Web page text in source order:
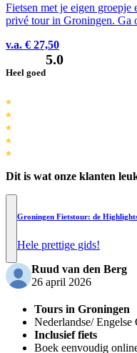
Fietsen met je eigen
privé tour in Groningen. Ga
v.a. € 27,50
Heel goed
5.0
Dit is wat onze klanten
Groningen Fietstour: de
Hele prettige gids!
Ruud van den Berg
26 april 2026
Tours in Groningen
Nederlandse/ Engelse
Inclusief fiets
Boek eenvoudig